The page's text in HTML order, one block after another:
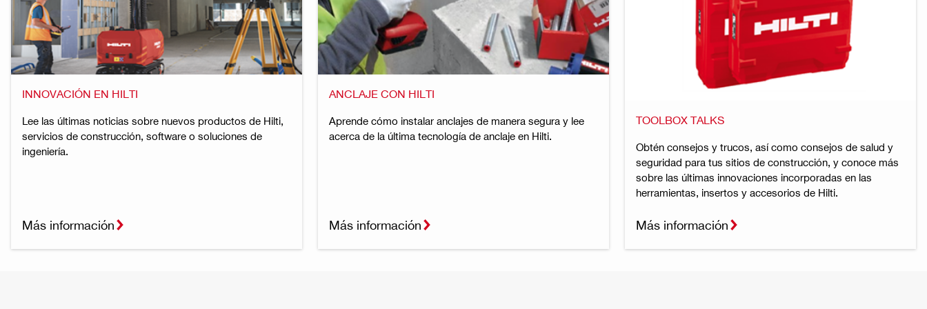
INNOVACIÓN EN HILTI
Lee las últimas noticias sobre nuevos productos de Hilti,
servicios de construcción, software o soluciones de
ingeniería.
Más información
ANCLAJE CON HILTI
Aprende cómo instalar anclajes de manera segura y lee
acerca de la última tecnología de anclaje en Hilti.
Más información
TOOLBOX TALKS
Obtén consejos y trucos, así como consejos de salud y
seguridad para tus sitios de construcción, y conoce más
sobre las últimas innovaciones incorporadas en las
herramientas, insertos y accesorios de Hilti.
Más información